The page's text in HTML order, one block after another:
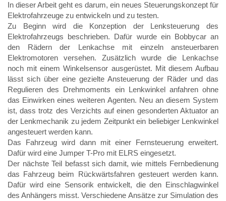
In dieser Arbeit geht es darum, ein neues Steuerungskonzept für
Elektrofahrzeuge zu entwickeln und zu testen.
Zu Beginn wird die Konzeption der Lenksteuerung des
Elektrofahrzeugs beschrieben. Dafür wurde ein Bobbycar an
den Rädern der Lenkachse mit einzeln ansteuerbaren
Elektromotoren versehen. Zusätzlich wurde die Lenkachse
noch mit einem Winkelsensor ausgerüstet. Mit diesem Aufbau
lässt sich über eine gezielte Ansteuerung der Räder und das
Regulieren des Drehmoments ein Lenkwinkel anfahren ohne
das Einwirken eines weiteren Agenten. Neu an diesem System
ist, dass trotz des Verzichts auf einen gesonderten Aktuator an
der Lenkmechanik zu jedem Zeitpunkt ein beliebiger Lenkwinkel
angesteuert werden kann.
Das Fahrzeug wird dann mit einer Fernsteuerung erweitert.
Dafür wird eine Jumper T-Pro mit ELRS eingesetzt.
Der nächste Teil befasst sich damit, wie mittels Fernbedienung
das Fahrzeug beim Rückwärtsfahren gesteuert werden kann.
Dafür wird eine Sensorik entwickelt, die den Einschlagwinkel
des Anhängers misst. Verschiedene Ansätze zur Simulation des